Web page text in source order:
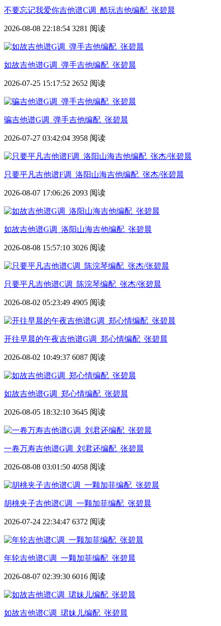
不要忘记我爱你吉他谱C调_酷玩吉他编配_张碧晨
2026-08-08 22:18:54 3281 阅读
如故吉他谱G调_弹手吉他编配_张碧晨
2026-07-25 15:17:52 2652 阅读
骗吉他谱G调_弹手吉他编配_张碧晨
2026-07-27 03:42:04 3958 阅读
只要平凡吉他谱F调_洛阳山海吉他编配_张杰/张碧晨
2026-08-07 17:06:26 2093 阅读
如故吉他谱G调_洛阳山海吉他编配_张碧晨
2026-08-08 15:57:10 3026 阅读
只要平凡吉他谱C调_陈浣琴编配_张杰/张碧晨
2026-08-02 05:23:49 4905 阅读
开往早晨的午夜吉他谱G调_郑心情编配_张碧晨
2026-08-02 10:49:37 6087 阅读
如故吉他谱G调_郑心情编配_张碧晨
2026-08-05 18:32:10 3645 阅读
一卷万寿吉他谱G调_刘君还编配_张碧晨
2026-08-08 03:01:50 4058 阅读
胡桃夹子吉他谱C调_一颗加菲编配_张碧晨
2026-07-24 22:34:47 6372 阅读
年轮吉他谱C调_一颗加菲编配_张碧晨
2026-08-07 02:39:30 6016 阅读
如故吉他谱C调_珺妹儿编配_张碧晨